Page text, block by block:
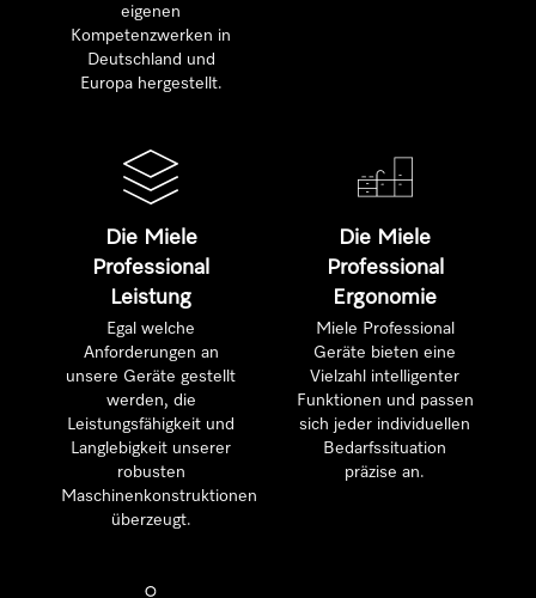
eigenen
Kompetenzwerken in
Deutschland und
Europa hergestellt.
Die Miele
Professional
Leistung
Egal welche
Anforderungen an
unsere Geräte gestellt
werden, die
Leistungsfähigkeit und
Langlebigkeit unserer
robusten
Maschinenkonstruktionen
überzeugt.
Die Miele
Professional
Ergonomie
Miele Professional
Geräte bieten eine
Vielzahl intelligenter
Funktionen und passen
sich jeder individuellen
Bedarfssituation
präzise an.